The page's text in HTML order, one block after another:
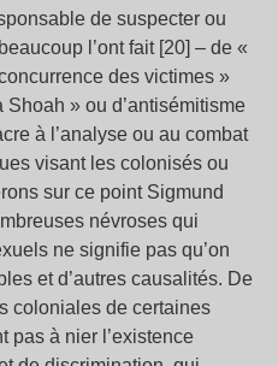
de suspecter ou
l’ont fait [20] – de «
des victimes »
» ou d’antisémitisme
à l’analyse ou au combat
visant les colonisés ou
sur ce point Sigmund
névroses qui
ne signifie pas qu’on
et d’autres causalités. De
coloniales de certaines
pas à nier l’existence